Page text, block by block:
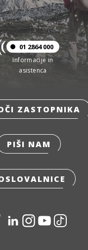
01 2864 000
Informacije in
asistenca
ZASTOPNIKA
PIŠI NAM